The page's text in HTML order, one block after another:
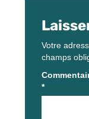
Votre
champs
*